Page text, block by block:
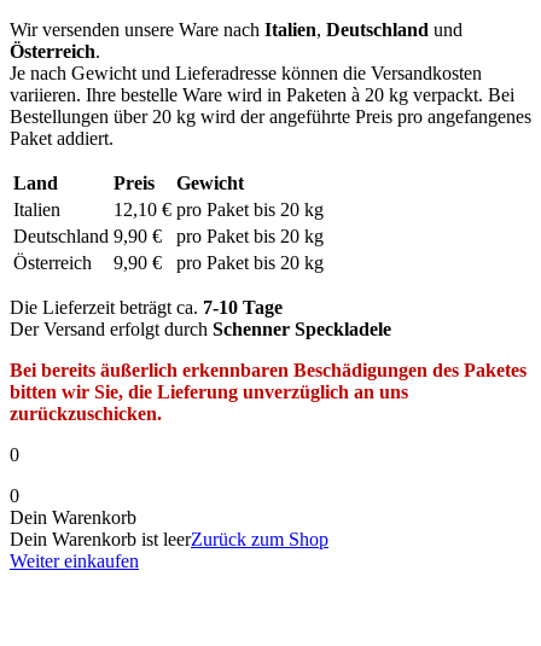
Wir versenden unsere Ware nach Italien, Deutschland und
Österreich.
Je nach Gewicht und Lieferadresse können die Versandkosten
variieren. Ihre bestelle Ware wird in Paketen à 20 kg verpackt. Bei
Bestellungen über 20 kg wird der angeführte Preis pro angefangenes
Paket addiert.
Land Preis
Gewicht
Italien
12,10 € pro Paket bis 20 kg
Deutschland 9,90 €
pro Paket bis 20 kg
Österreich
9,90 € pro Paket bis 20 kg
Die Lieferzeit beträgt ca. 7-10 Tage
Der Versand erfolgt durch Schenner Speckladele
Bei bereits äußerlich erkennbaren Beschädigungen des Paketes
bitten wir Sie, die Lieferung unverzüglich an uns
zurückzuschicken.
0
0
Dein Warenkorb
Dein Warenkorb ist leerZurück zum Shop
Weiter einkaufen